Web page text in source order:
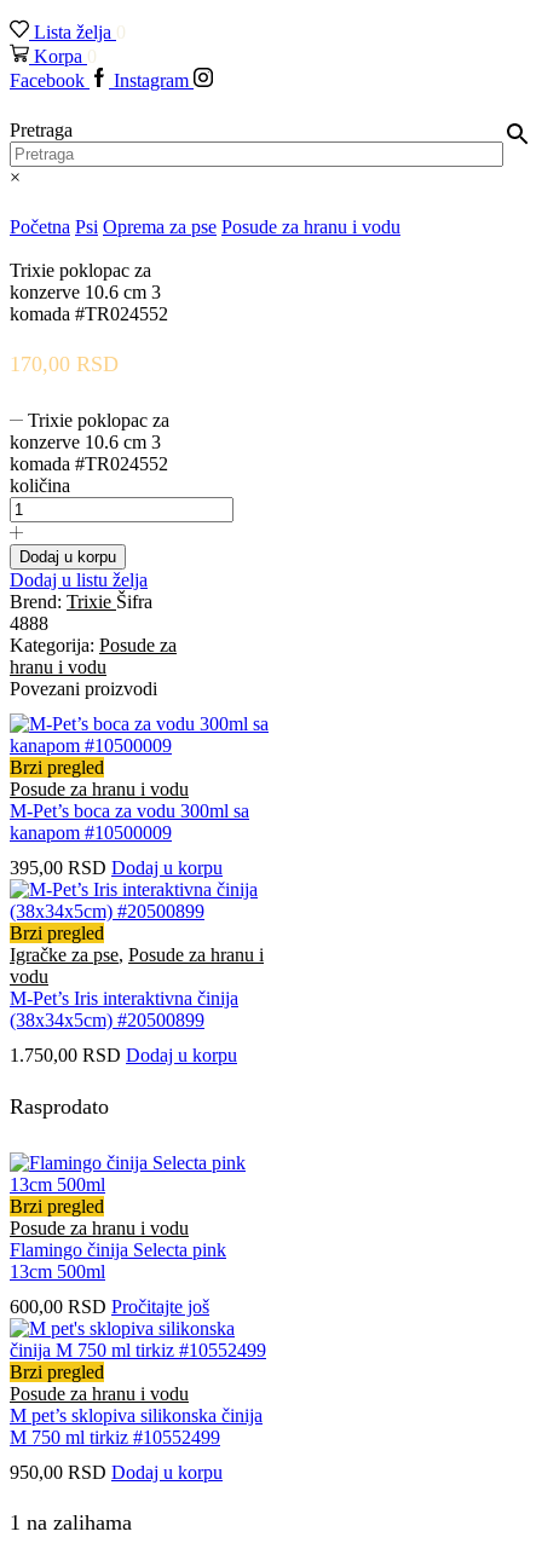
Lista želja 0
Korpa 0
Facebook
Instagram
Pretraga
×
Početna Psi Oprema za pse Posude za hranu i vodu
Trixie poklopac za
konzerve 10.6 cm 3
komada #TR024552
170,00 RSD
Trixie poklopac za
konzerve 10.6 cm 3
komada #TR024552
količina
Dodaj u korpu
Dodaj u listu želja
Brend: Trixie Šifra
4888
Kategorija: Posude za
hranu i vodu
Povezani proizvodi
Brzi pregled
Posude za hranu i vodu
M-Pet’s boca za vodu 300ml sa
kanapom #10500009
395,00 RSD Dodaj u korpu
Brzi pregled
Igračke za pse, Posude za hranu i
vodu
M-Pet’s Iris interaktivna činija
(38x34x5cm) #20500899
1.750,00 RSD Dodaj u korpu
Rasprodato
Brzi pregled
Posude za hranu i vodu
Flamingo činija Selecta pink
13cm 500ml
600,00 RSD Pročitajte još
Brzi pregled
Posude za hranu i vodu
M pet’s sklopiva silikonska činija
M 750 ml tirkiz #10552499
950,00 RSD Dodaj u korpu
1 na zalihama